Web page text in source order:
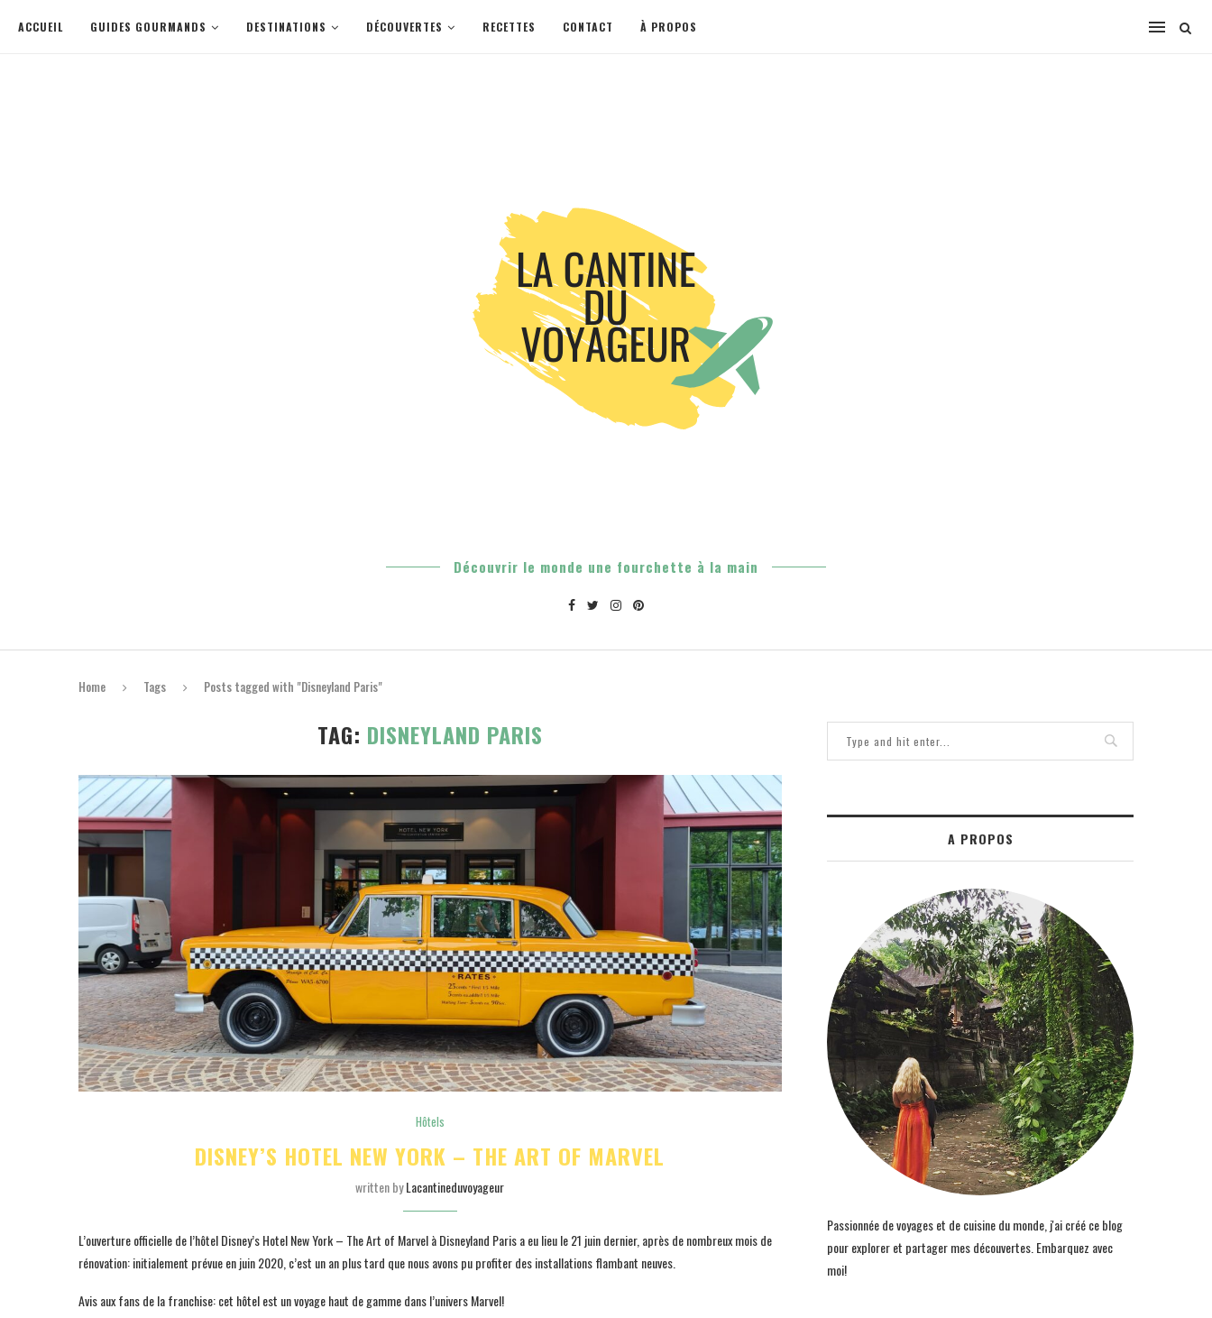
ACCUEIL GUIDES GOURMANDS DESTINATIONS DÉCOUVERTES RECETTES CONTACT À PROPOS
Découvrir le monde une fourchette à la main
Home Tags Posts tagged with "Disneyland Paris"
TAG: DISNEYLAND PARIS
Hôtels
DISNEY’S HOTEL NEW YORK – THE ART OF MARVEL
written byLacantineduvoyageur
L’ouverture officielle de l’hôtel Disney’s Hotel New York – The Art of Marvel à Disneyland Paris a eu lieu le 21 juin dernier, après de nombreux mois de
rénovation: initialement prévue en juin 2020, c’est un an plus tard que nous avons pu profiter des installations flambant neuves.
Avis aux fans de la franchise: cet hôtel est un voyage haut de gamme dans l’univers Marvel!
A PROPOS
Passionnée de voyages et de cuisine du monde, j'ai créé ce blog
pour explorer et partager mes découvertes. Embarquez avec
moi!